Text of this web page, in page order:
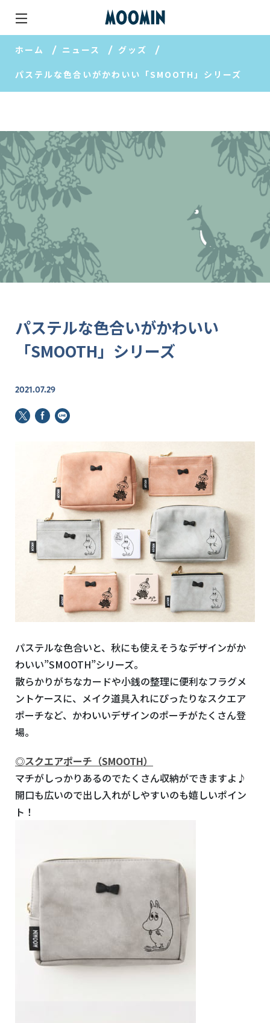
ホーム ニュース グッズ
パステルな色合いがかわいい「SMOOTH」シリーズ
パステルな色合いがかわいい
「SMOOTH」シリーズ
2021.07.29
パステルな色合いと、秋にも使えそうなデザインがか
わいい”SMOOTH”シリーズ。
散らかりがちなカードや小銭の整理に便利なフラグメ
ントケースに、メイク道具入れにぴったりなスクエア
ポーチなど、かわいいデザインのポーチがたくさん登
場。
◎スクエアポーチ（SMOOTH）
マチがしっかりあるのでたくさん収納ができますよ♪
開口も広いので出し入れがしやすいのも嬉しいポイン
ト！